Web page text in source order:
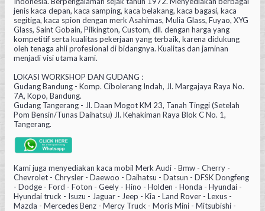
jenis kaca depan, kaca samping, kaca belakang, kaca bagasi, kaca
segitiga, kaca spion dengan merk Asahimas, Mulia Glass, Fuyao, XYG
Glass, Saint Gobain, Pilkington, Custom, dll. dengan harga yang
kompetitif serta kualitas pekerjaan yang terbaik, karena didukung
oleh tenaga ahli profesional di bidangnya. Kualitas dan jaminan
menjadi visi utama kami.
LOKASI WORKSHOP DAN GUDANG :
Gudang Bandung - Komp. Cibolerang Indah, Jl. Margajaya Raya No.
7A, Kopo, Bandung.
Gudang Tangerang - Jl. Daan Mogot KM 23, Tanah Tinggi (Setelah
Pom Bensin/Tunas Daihatsu) Jl. Kehakiman Raya Blok C No. 1,
Tangerang.
Kami juga menyediakan kaca mobil Merk Audi - Bmw - Cherry -
Chevrolet - Chrysler - Daewoo - Daihatsu - Datsun - DFSK Dongfeng
- Dodge - Ford - Foton - Geely - Hino - Holden - Honda - Hyundai -
Hyundai truck - Isuzu - Jaguar - Jeep - Kia - Land Rover - Lexus -
Mazda - Mercedes Benz - Mercy Truck - Moris Mini - Mitsubishi -